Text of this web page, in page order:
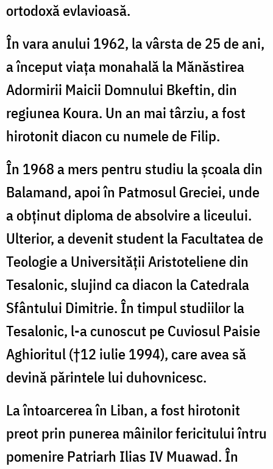
ortodoxă evlavioasă.
În vara anului 1962, la vârsta de 25 de ani,
a început viața monahală la Mănăstirea
Adormirii Maicii Domnului Bkeftin, din
regiunea Koura. Un an mai târziu, a fost
hirotonit diacon cu numele de Filip.
În 1968 a mers pentru studiu la școala din
Balamand, apoi în Patmosul Greciei, unde
a obținut diploma de absolvire a liceului.
Ulterior, a devenit student la Facultatea de
Teologie a Universității Aristoteliene din
Tesalonic, slujind ca diacon la Catedrala
Sfântului Dimitrie. În timpul studiilor la
Tesalonic, l-a cunoscut pe Cuviosul Paisie
Aghioritul (†12 iulie 1994), care avea să
devină părintele lui duhovnicesc.
La întoarcerea în Liban, a fost hirotonit
preot prin punerea mâinilor fericitului întru
pomenire Patriarh Ilias IV Muawad. În